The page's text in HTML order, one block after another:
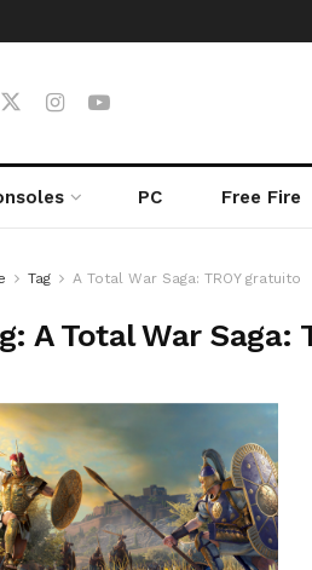
PC Free Fire
Tag A Total War Saga: TROY gratuito
A Total War Saga: